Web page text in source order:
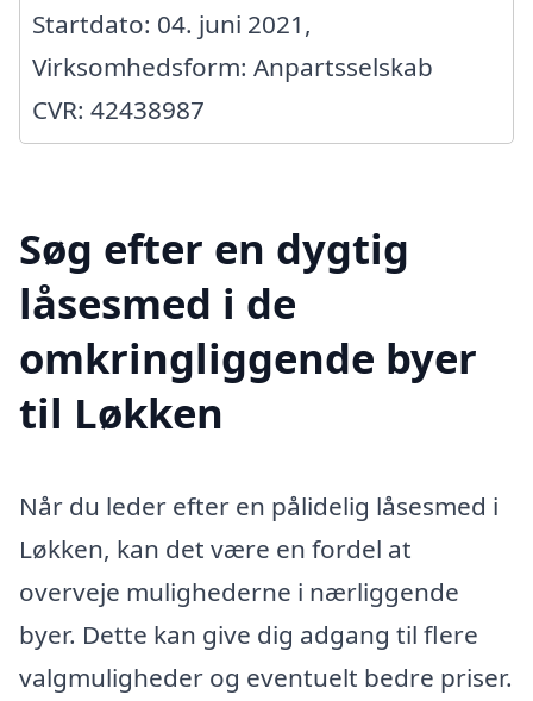
Startdato: 04. juni 2021,
Virksomhedsform: Anpartsselskab
CVR: 42438987
Søg efter en dygtig
låsesmed i de
omkringliggende byer
til Løkken
Når du leder efter en pålidelig låsesmed i
Løkken, kan det være en fordel at
overveje mulighederne i nærliggende
byer. Dette kan give dig adgang til flere
valgmuligheder og eventuelt bedre priser.